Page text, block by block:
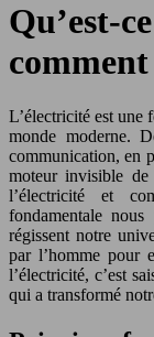
Qu’est-
comment
L’électricité est une forme d’énergie omniprésente qui alimente notre
monde moderne.
communication, en
moteur invisible de
l’électricité et
fondamentale
régissent notre
par l’homme pour
l’électricité, c’est
qui a transformé